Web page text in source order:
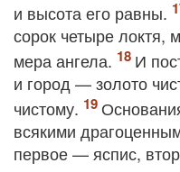
и высота его равны.
сорок четыре локтя,
мера ангела.
И
и город — золото
чистому.
всякими
первое — яспис,